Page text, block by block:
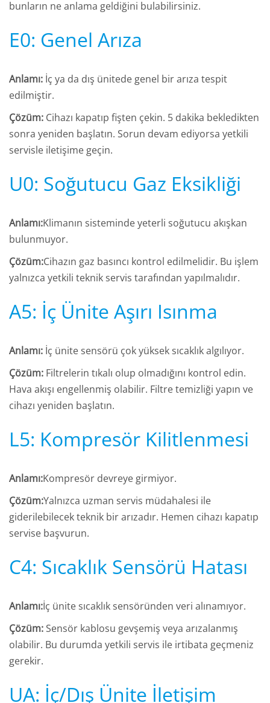
bunların ne anlama geldiğini bulabilirsiniz.
E0: Genel Arıza
Anlamı: İç ya da dış ünitede genel bir arıza tespit
edilmiştir.
Çözüm: Cihazı kapatıp fişten çekin. 5 dakika bekledikten
sonra yeniden başlatın. Sorun devam ediyorsa yetkili
servisle iletişime geçin.
U0: Soğutucu Gaz Eksikliği
Anlamı:Klimanın sisteminde yeterli soğutucu akışkan
bulunmuyor.
Çözüm:Cihazın gaz basıncı kontrol edilmelidir. Bu işlem
yalnızca yetkili teknik servis tarafından yapılmalıdır.
A5: İç Ünite Aşırı Isınma
Anlamı: İç ünite sensörü çok yüksek sıcaklık algılıyor.
Çözüm: Filtrelerin tıkalı olup olmadığını kontrol edin.
Hava akışı engellenmiş olabilir. Filtre temizliği yapın ve
cihazı yeniden başlatın.
L5: Kompresör Kilitlenmesi
Anlamı:Kompresör devreye girmiyor.
Çözüm:Yalnızca uzman servis müdahalesi ile
giderilebilecek teknik bir arızadır. Hemen cihazı kapatıp
servise başvurun.
C4: Sıcaklık Sensörü Hatası
Anlamı:İç ünite sıcaklık sensöründen veri alınamıyor.
Çözüm: Sensör kablosu gevşemiş veya arızalanmış
olabilir. Bu durumda yetkili servis ile irtibata geçmeniz
gerekir.
UA: İç/Dış Ünite İletişim